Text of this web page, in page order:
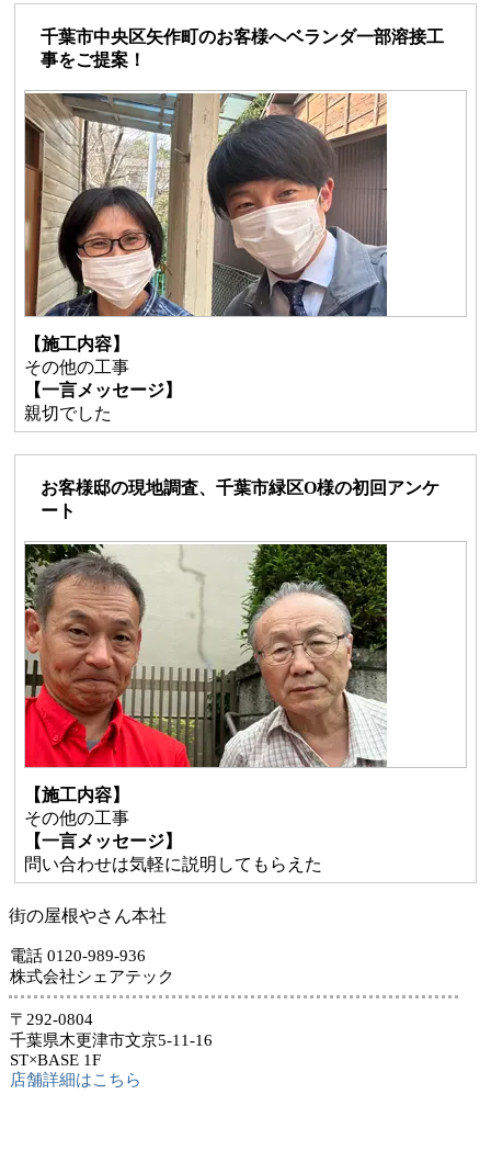
千葉市中央区矢作町のお客様へベランダ一部溶接工
事をご提案！
【施工内容】
その他の工事
【一言メッセージ】
親切でした
お客様邸の現地調査、千葉市緑区O様の初回アンケ
ート
【施工内容】
その他の工事
【一言メッセージ】
問い合わせは気軽に説明してもらえた
街の屋根やさん本社
電話 0120-989-936
株式会社シェアテック
〒292-0804
千葉県木更津市文京5-11-16
ST×BASE 1F
店舗詳細はこちら